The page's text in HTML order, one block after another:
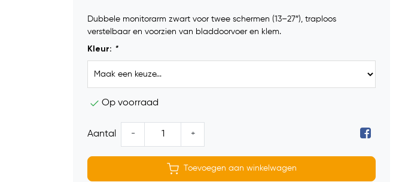
Dubbele monitorarm zwart voor twee schermen (13–27″), traploos
verstelbaar en voorzien van bladdoorvoer en klem.
Kleur: *
Op voorraad
Aantal - +
Toevoegen aan winkelwagen